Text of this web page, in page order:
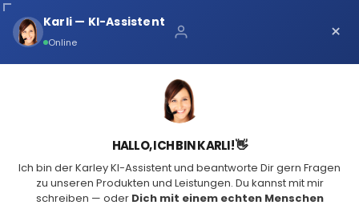
Start
START BLOG
Bedruckung von Produkten höher
Karli — KI-Assistent
Online ×
HALLO, ICH BIN KARLI! 👋
Ich bin der Karley KI-Assistent und beantworte Dir gern Fragen
zu unseren Produkten und Leistungen. Du kannst mit mir
schreiben — oder Dich mit einem echten Menschen